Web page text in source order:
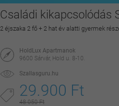
Családi kikapcsolódás
2 éjszaka 2 fő + 2 hat év alatti gyermek
HoldLux Apartmanok
9600 Sárvár, Hold u. 8-10.
Szallasguru.hu
29.900 Ft
48.050 Ft